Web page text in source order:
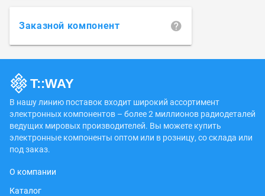
Заказной компонент
В нашу линию поставок входит широкий ассортимент
электронных компонентов – более 2 миллионов радиодеталей
ведущих мировых производителей. Вы можете купить
электронные компоненты оптом или в розницу, со склада или
под заказ.
О компании
Каталог